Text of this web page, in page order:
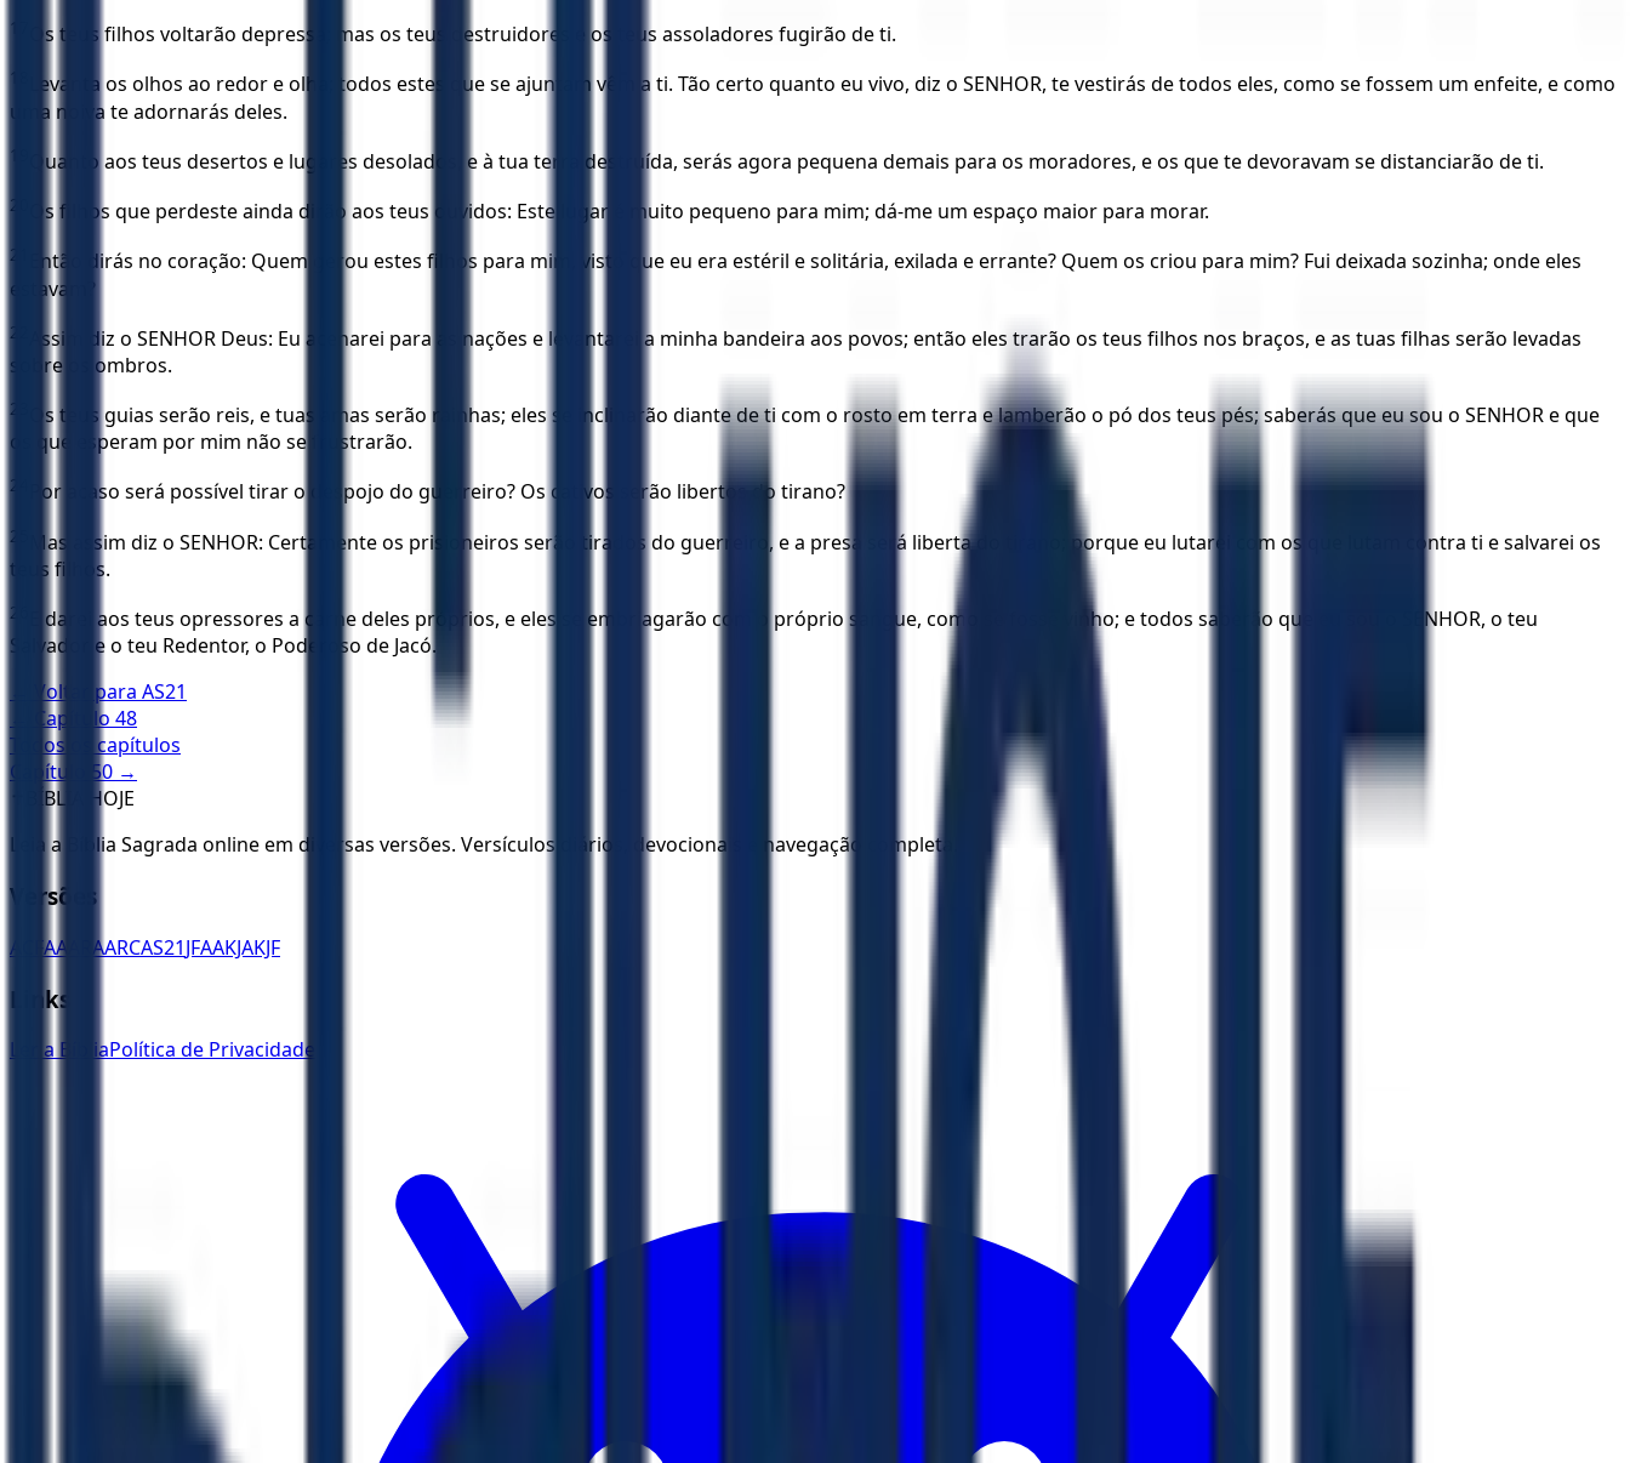
17 Os teus filhos voltarão depressa; mas os teus destruidores e os teus assoladores fugirão de ti.
18
Levanta os olhos ao redor e olha; todos estes que se ajuntam vêm a ti. Tão certo quanto eu vivo, diz o SENHOR, te vestirás de todos eles, como se fossem um enfeite, e como
uma noiva te adornarás deles.
19 Quanto aos teus desertos e lugares desolados, e à tua terra destruída, serás agora pequena demais para os moradores, e os que te devoravam se distanciarão de ti.
20 Os filhos que perdeste ainda dirão aos teus ouvidos: Este lugar é muito pequeno para mim; dá-me um espaço maior para morar.
21
Então dirás no coração: Quem gerou estes filhos para mim, visto que eu era estéril e solitária, exilada e errante? Quem os criou para mim? Fui deixada sozinha; onde eles
estavam?
22
Assim diz o SENHOR Deus: Eu acenarei para as nações e levantarei a minha bandeira aos povos; então eles trarão os teus filhos nos braços, e as tuas filhas serão levadas
sobre os ombros.
23
Os teus guias serão reis, e tuas amas serão rainhas; eles se inclinarão diante de ti com o rosto em terra e lamberão o pó dos teus pés; saberás que eu sou o SENHOR e que
os que esperam por mim não se frustrarão.
24 Por acaso será possível tirar o despojo do guerreiro? Os cativos serão libertos do tirano?
25
Mas assim diz o SENHOR: Certamente os prisioneiros serão tirados do guerreiro, e a presa será liberta do tirano; porque eu lutarei com os que lutam contra ti e salvarei os
teus filhos.
26
E darei aos teus opressores a carne deles próprios, e eles se embriagarão com o próprio sangue, como se fosse vinho; e todos saberão que eu sou o SENHOR, o teu
Salvador e o teu Redentor, o Poderoso de Jacó.
← Voltar para AS21
← Capítulo 48
Todos os capítulos
Capítulo
50 →
BÍBLIA HOJE
Leia a Bíblia Sagrada online em diversas versões. Versículos diários, devocionais e navegação completa.
Versões
ACFAA ARAARCAS21JFAAKJAKJF
Links
Ler a BíbliaPolítica de Privacidade